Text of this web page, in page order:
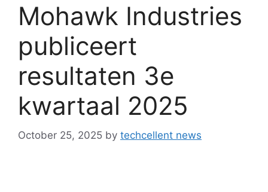
Mohawk Industries
publiceert
resultaten 3e
kwartaal 2025
October 25, 2025 by techcellent news